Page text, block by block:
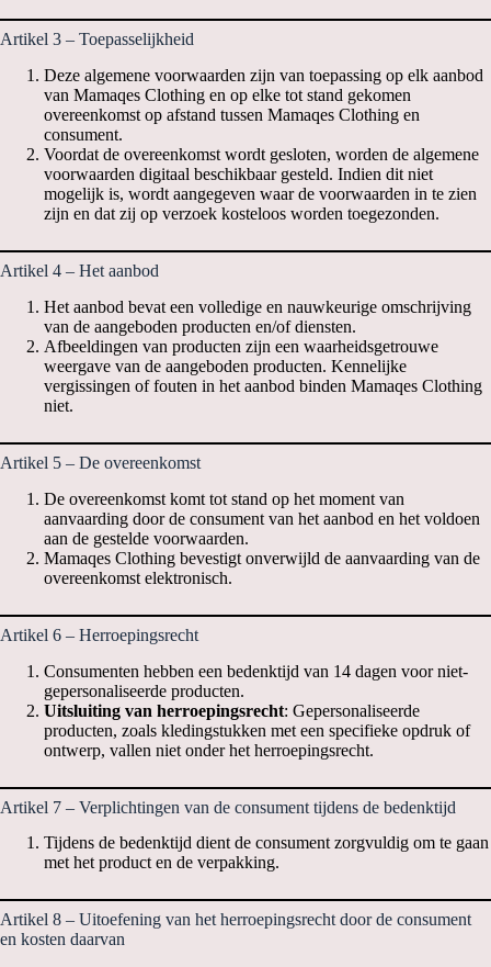
Artikel 3 – Toepasselijkheid
Deze algemene voorwaarden zijn van toepassing op elk aanbod
van Mamaqes Clothing en op elke tot stand gekomen
overeenkomst op afstand tussen Mamaqes Clothing en
consument.
Voordat de overeenkomst wordt gesloten, worden de algemene
voorwaarden digitaal beschikbaar gesteld. Indien dit niet
mogelijk is, wordt aangegeven waar de voorwaarden in te zien
zijn en dat zij op verzoek kosteloos worden toegezonden.
Artikel 4 – Het aanbod
Het aanbod bevat een volledige en nauwkeurige omschrijving
van de aangeboden producten en/of diensten.
Afbeeldingen van producten zijn een waarheidsgetrouwe
weergave van de aangeboden producten. Kennelijke
vergissingen of fouten in het aanbod binden Mamaqes Clothing
niet.
Artikel 5 – De overeenkomst
De overeenkomst komt tot stand op het moment van
aanvaarding door de consument van het aanbod en het voldoen
aan de gestelde voorwaarden.
Mamaqes Clothing bevestigt onverwijld de aanvaarding van de
overeenkomst elektronisch.
Artikel 6 – Herroepingsrecht
Consumenten hebben een bedenktijd van 14 dagen voor niet-
gepersonaliseerde producten.
Uitsluiting van herroepingsrecht: Gepersonaliseerde
producten, zoals kledingstukken met een specifieke opdruk of
ontwerp, vallen niet onder het herroepingsrecht.
Artikel 7 – Verplichtingen van de consument tijdens de bedenktijd
Tijdens de bedenktijd dient de consument zorgvuldig om te gaan
met het product en de verpakking.
Artikel 8 – Uitoefening van het herroepingsrecht door de consument
en kosten daarvan